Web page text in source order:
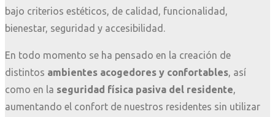
bajo criterios estéticos, de calidad, funcionalidad,
bienestar, seguridad y accesibilidad.
En todo momento se ha pensado en la creación de
distintos ambientes acogedores y confortables, así
como en la seguridad física pasiva del residente,
aumentando el confort de nuestros residentes sin utilizar